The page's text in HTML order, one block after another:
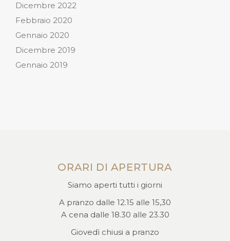
Dicembre 2022
Febbraio 2020
Gennaio 2020
Dicembre 2019
Gennaio 2019
ORARI DI APERTURA
Siamo aperti tutti i giorni
A pranzo dalle 12.15 alle 15,30
A cena dalle 18.30 alle 23.30
Giovedì chiusi a pranzo